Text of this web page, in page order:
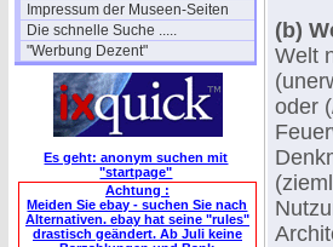
Impressum der Museen-Seiten
Die schnelle Suche .....
"Werbung Dezent"
Es geht: anonym suchen mit
"startpage"
Achtung :
Meiden Sie ebay - suchen Sie nach
Alternativen. ebay hat seine "rules"
drastisch geändert. Ab Juli keine
(b)
Welt
oder